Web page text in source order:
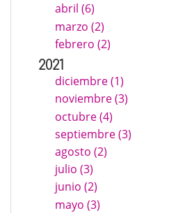
abril (6)
marzo (2)
febrero (2)
2021
diciembre (1)
noviembre (3)
octubre (4)
septiembre (3)
agosto (2)
julio (3)
junio (2)
mayo (3)